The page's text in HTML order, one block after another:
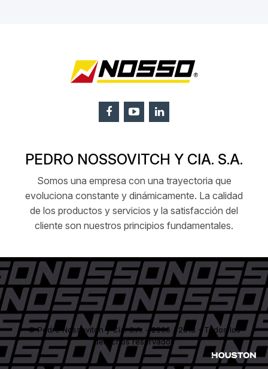
PEDRO NOSSOVITCH Y CIA. S.A.
Somos una empresa con una trayectoria que
evoluciona constante y dinámicamente. La calidad
de los productos y servicios y la satisfacción del
cliente son nuestros principios fundamentales.
© Pedro Nossovitch y Cía. S.A. - 2006 / 2018 - Todos los
derechos reservados